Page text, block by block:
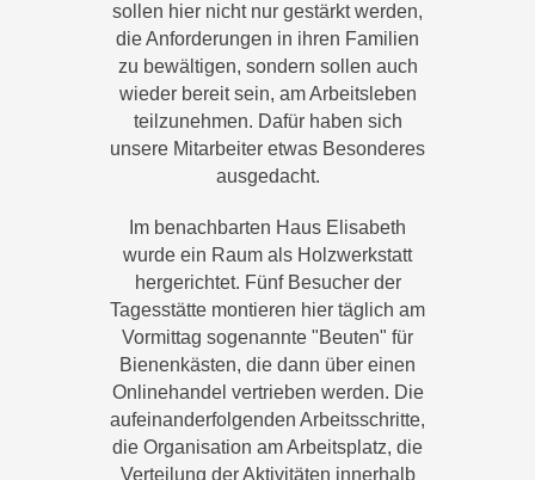
sollen hier nicht nur gestärkt werden,
die Anforderungen in ihren Familien
zu bewältigen, sondern sollen auch
wieder bereit sein, am Arbeitsleben
teilzunehmen. Dafür haben sich
unsere Mitarbeiter etwas Besonderes
ausgedacht.
Im benachbarten Haus Elisabeth
wurde ein Raum als Holzwerkstatt
hergerichtet. Fünf Besucher der
Tagesstätte montieren hier täglich am
Vormittag sogenannte "Beuten" für
Bienenkästen, die dann über einen
Onlinehandel vertrieben werden. Die
aufeinanderfolgenden Arbeitsschritte,
die Organisation am Arbeitsplatz, die
Verteilung der Aktivitäten innerhalb